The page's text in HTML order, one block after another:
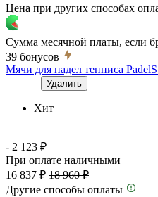
Цена при других способах
Сумма месячной платы, если
39 бонусов
Мячи для падел тенниса
Удалить
Хит
- 2 123 ₽
При оплате наличными
16 837 ₽ 18 960 ₽
Другие способы оплаты